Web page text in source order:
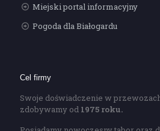
Miejski portal informacyjny
Pogoda dla Białogardu
Cel firmy
Swoje doświadczenie w
zdobywamy od 1975 roku.